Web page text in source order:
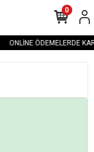
ONLİNE ÖDEMELERDE
0